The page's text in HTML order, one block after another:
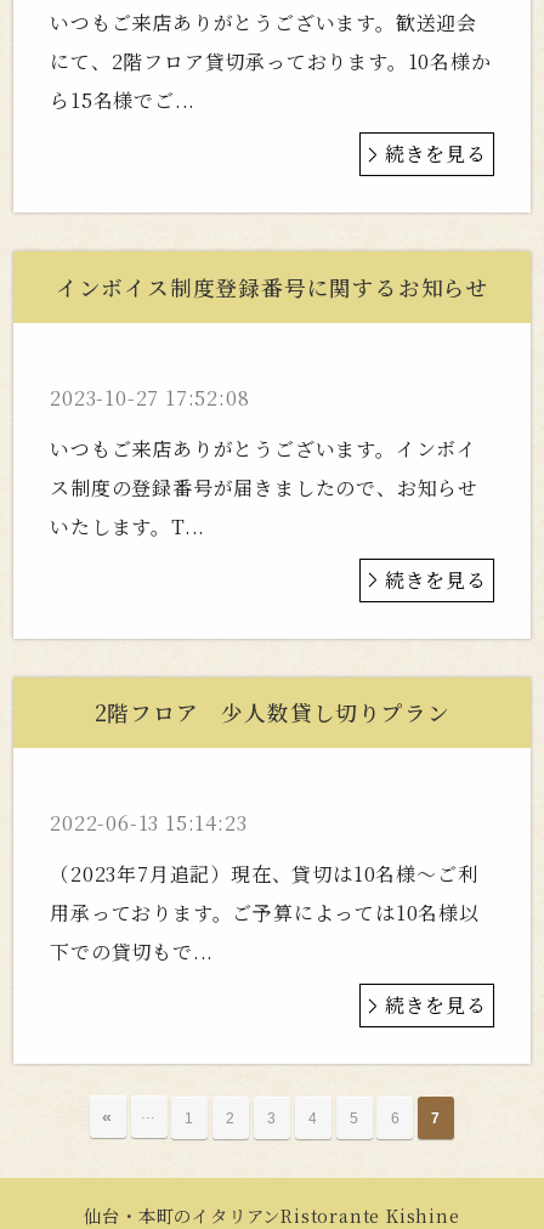
いつもご来店ありがとうございます。歓送迎会
にて、2階フロア貸切承っております。10名様か
ら15名様でご...
続きを見る
インボイス制度登録番号に関するお知らせ
2023-10-27 17:52:08
いつもご来店ありがとうございます。インボイ
ス制度の登録番号が届きましたので、お知らせ
いたします。T...
続きを見る
2階フロア 少人数貸し切りプラン
2022-06-13 15:14:23
（2023年7月追記）現在、貸切は10名様～ご利
用承っております。ご予算によっては10名様以
下での貸切もで...
続きを見る
« … 1 2 3 4 5 6 7
仙台・本町のイタリアンRistorante Kishine